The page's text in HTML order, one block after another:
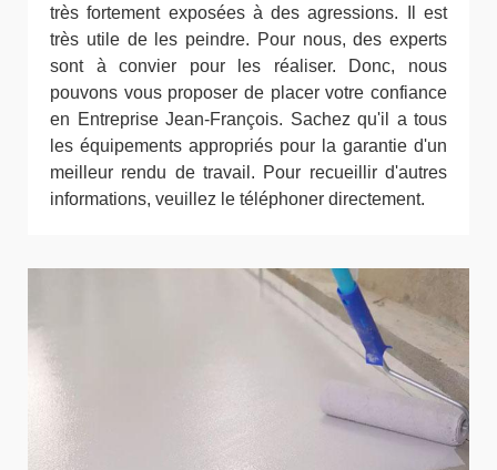
très fortement exposées à des agressions. Il est
très utile de les peindre. Pour nous, des experts
sont à convier pour les réaliser. Donc, nous
pouvons vous proposer de placer votre confiance
en Entreprise Jean-François. Sachez qu'il a tous
les équipements appropriés pour la garantie d'un
meilleur rendu de travail. Pour recueillir d'autres
informations, veuillez le téléphoner directement.